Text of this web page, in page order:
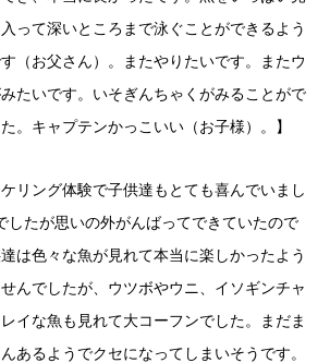
って深いところまで泳ぐことができるよう
（お父さん）。またやりたいです。またウ
たいです。いそぎんちゃくがみることがで
。キャプテンかっこいい（お子様）。】
ケリング体験で子供達もとても喜んでいまし
したが思いの外がんばってできていたので
は色々な魚が見れて本当に楽しかったよう
んでしたが、ウツボやウニ、イソギンチャ
イな魚も見れて大コーフンでした。まだま
あるようでクセになってしまいそうです。